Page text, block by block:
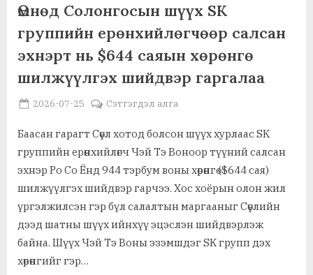
Category:
Худалдаа,
үзвэр,
үйлчилгээ
Өмнөд Солонгосын шүүх SK
группийн ерөнхийлөгчөөр салсан
эхнэрт нь $644 саяын хөрөнгө
шилжүүлгэх шийдвэр гаргалаа
Posted
2026-07-25 By
MGL . SOCIAL
Сэтгэгдэл алга
Баасан гарагт Сөүл хотод болсон шүүх хурлаас SK
группийн ерөнхийлөгч Чэй Тэ Воноор түүний салсан
эхнэр Ро Со Ёнд 944 тэрбум воны хөрөнгө ($644 сая)
шилжүүлгэх шийдвэр гарчээ. Хос хоёрын олон жил
үргэлжилсэн гэр бүл салалтын маргааныг Сөүлийн
дээд шатны шүүх ийнхүү эцэслэн шийдвэрлэж
байна. Шүүх Чэй Тэ Воны эзэмшдэг SK групп дэх
хөрөнгийг гэр…